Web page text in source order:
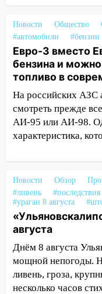
области на 9
16:34
Из-за
Ульяновске
время»
16:17
Ульяновской
100 тысяч тонн
15:17 В
Ульяновской
15:04
после шторма:
затопленные
14:28 Ураган
Деева в
14:26
Жители
пытаются
Новости Общество
#автомобили
#бензин
Евро-3 вместо
бензина и
топливо в
На российских АЗС
смотреть прежде
АИ-95 или АИ-98.
характеристика,
Новости Обзор
#ливень
#ураган 8 августа
августа
Днём 8 августа
мощной непогоды.
ливень, гроза,
несколько часов